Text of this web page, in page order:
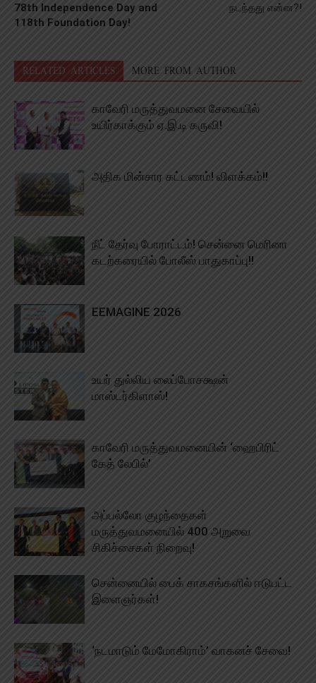
78th Independence Day and
118th Foundation Day!
நடந்தது என்ன?!
RELATED ARTICLES MORE FROM AUTHOR
காவேரி மருத்துவமனை சேவையில்
உயிர்காக்கும் ஏ.இ.டி கருவி!
அதிக மின்சார கட்டணம்! விளக்கம்!!
நீட் தேர்வு போராட்டம்! சென்னை மெரினா
கடற்கரையில் போலீஸ் பாதுகாப்பு!!
EEMAGINE 2026
உயர் துல்லிய லைப்போசக்ஷன்
மாஸ்டர்கிளாஸ்!
காவேரி மருத்துவமனையின் ‘ஹைபிரிட்
கேத் லேபில்’
அப்பல்லோ குழந்தைகள்
மருத்துவமனையில் 400 அறுவை
சிகிச்சைகள் நிறைவு!
சென்னையில் பைக் சாகசங்களில் ஈடுபட்ட
இளைஞர்கள்!
‘நடமாடும் மேமோகிராம்’ வாகனச் சேவை!